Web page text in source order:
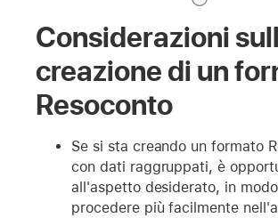
Considerazioni
creazione di un
Resoconto
Se si sta creando un formato
con dati raggruppati, è
all'aspetto desiderato, in
procedere più facilmente